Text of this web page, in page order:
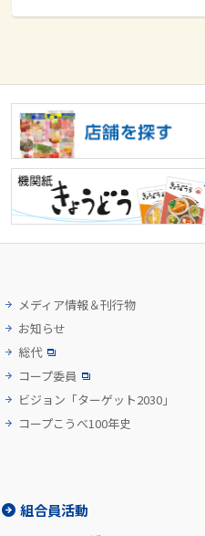
メディア情報＆刊行物
お知らせ
総代
コープ委員
ビジョン「ターゲット2030」
コープこうべ100年史
組合員活動